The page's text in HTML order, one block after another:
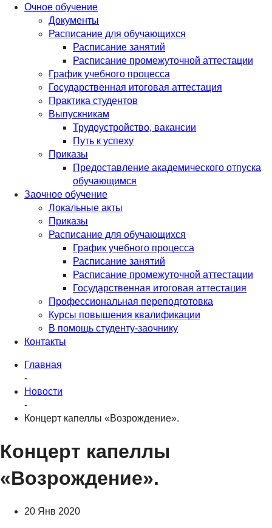
Очное обучение
Документы
Расписание для обучающихся
Расписание занятий
Расписание промежуточной аттестации
График учебного процесса
Государственная итоговая аттестация
Практика студентов
Выпускникам
Трудоустройство, вакансии
Путь к успеху
Приказы
Предоставление академического отпуска
обучающимся
Заочное обучение
Локальные акты
Приказы
Расписание для обучающихся
График учебного процесса
Расписание занятий
Расписание промежуточной аттестации
Государственная итоговая аттестация
Профессиональная переподготовка
Курсы повышения квалификации
В помощь студенту-заочнику
Контакты
Главная
-
Новости
-
Концерт капеллы «Возрождение».
Концерт капеллы
«Возрождение».
20 Янв 2020